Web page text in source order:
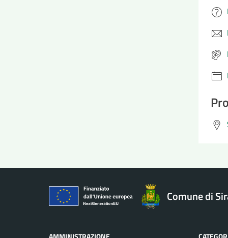
Comune di